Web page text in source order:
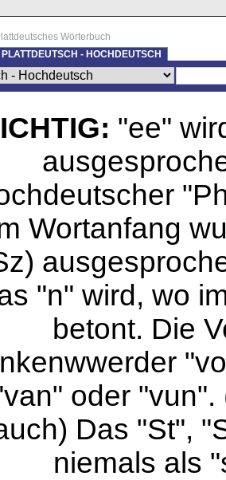
Wörterbuch
PLATTDEUTSCH - HOCHDEUTSCH
"ee"
Wortanfang
"n" wird, wo
betont. Die
oder "vun".
Das "St",
niemals als